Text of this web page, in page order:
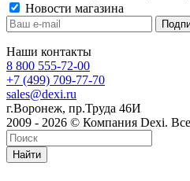
Новости магазина
Наши контакты
8 800 555-72-00
+7 (499) 709-77-70
sales@dexi.ru
г.Воронеж, пр.Труда 46И
2009 - 2026 © Компания Dexi.
Найти